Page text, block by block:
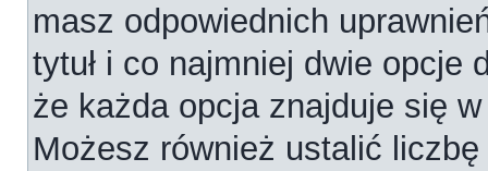
masz odpowiednich
tytuł i co najmniej dwie opcje
że każda opcja znajduje się
Możesz również ustalić